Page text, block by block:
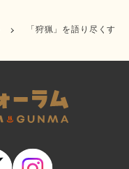
「狩猟」を語り尽くす